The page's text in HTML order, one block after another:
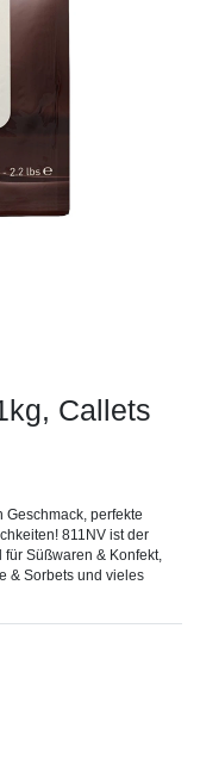
Callets
Geschmack, perfekte
811NV ist der
Süßwaren & Konfekt,
& Sorbets und vieles